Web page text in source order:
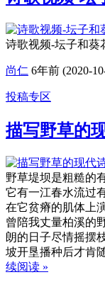
诗歌视频-坛子和
尚仁 6年前 (2020-
投稿专区
描写野草的
野草堤坝是粗糙的
它有一江春水流过
在它贫瘠的肌体上
曾陪我丈量柏溪的
朗的日子尽情摇摆
坡开垦播种后才肯
续阅读 »